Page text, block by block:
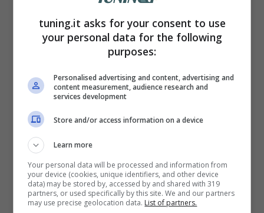
dell’incredibile. ABariinfatti basta
utilizzare una sedia al momento giusto per
poter far scappare ogni ladro.
tuning.it asks for your consent to use
your personal data for the following
purposes:
Personalised advertising and content, advertising and
content measurement, audience research and
services development
Store and/or access information on a device
Learn more
Your personal data will be processed and information from
your device (cookies, unique identifiers, and other device
data) may be stored by, accessed by and shared with 319
partners, or used specifically by this site. We and our partners
may use precise geolocation data. List of partners.